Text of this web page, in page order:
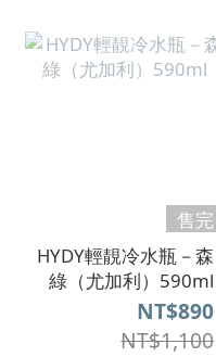
售完
HYDY輕靚冷水瓶－森
綠（尤加利）590ml
NT$890
NT$1,100